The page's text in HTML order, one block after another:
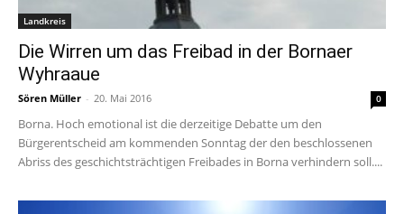
Landkreis
Die Wirren um das Freibad in der Bornaer
Wyhraaue
Sören Müller - 20. Mai 2016 0
Borna. Hoch emotional ist die derzeitige Debatte um den
Bürgerentscheid am kommenden Sonntag der den beschlossenen
Abriss des geschichtsträchtigen Freibades in Borna verhindern soll....